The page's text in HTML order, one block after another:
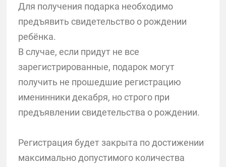
Для получения подарка необходимо
предъявить свидетельство о рождении
ребёнка.
В случае, если придут не все
зарегистрированные, подарок могут
получить не прошедшие регистрацию
именинники декабря, но строго при
предъявлении свидетельства о рождении.
Регистрация будет закрыта по достижении
максимально допустимого количества